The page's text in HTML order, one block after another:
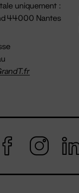
uniquement :
44000 Nantes